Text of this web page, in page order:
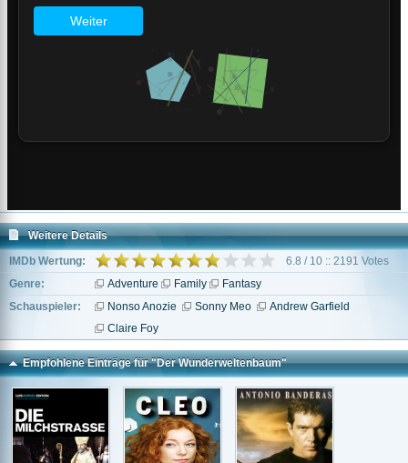
Weitere Details
IMDb Wertung:
6.8 / 10 :: 2191 Votes
Genre:
Adventure Family
Fantasy
Schauspieler:
Nonso Anozie Sonny Meo
Andrew Garfield
Claire Foy
Empfohlene Einträge für "Der Wunderweltenbaum"